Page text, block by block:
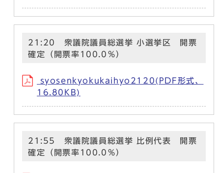
21:20 衆議院議員総選挙 小選挙区 開票
確定（開票率100.0％）
syosenkyokukaihyo2120(PDF形式、
16.80KB)
21:55 衆議院議員総選挙 比例代表 開票
確定（開票率100.0％）